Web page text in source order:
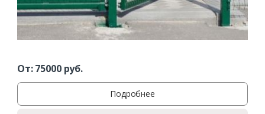
От:75000руб.
Подробнее